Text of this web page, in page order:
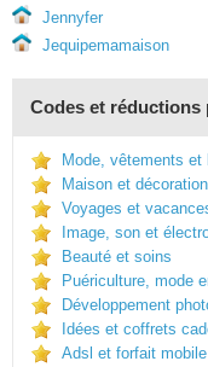
Jennyfer
Jequipemamaison
Codes et réductions
Mode, vêtements et
Maison et décoration
Voyages et
Image, son et
Beauté et soins
Puériculture, mode
Développement
Idées et coffrets
Adsl et forfait mobile